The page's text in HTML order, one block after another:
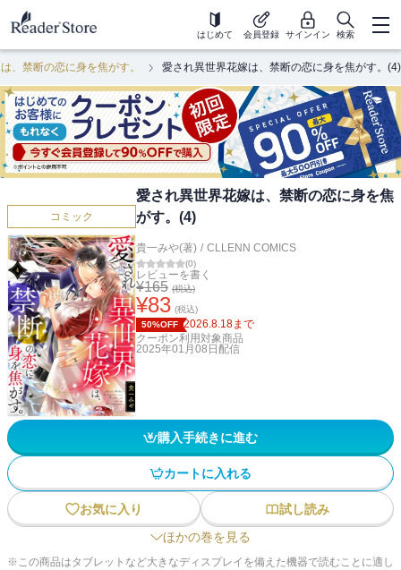
はじめて 会員登録 サインイン 検索
、禁断の恋に身を焦がす。 愛され異世界花嫁は、禁断の恋に身を焦がす。(4)
コミック
愛され異世界花嫁は、禁断の恋に身を焦
がす。(4)
貴一みや(著) / CLLENN COMICS
(0)
レビューを書く
¥165 (税込)
¥83 (税込)
50%OFF 2026.8.18まで
クーポン利用対象商品
2025年01月08日 配信
購入手続きに進む
カートに入れる
お気に入り
試し読み
ほかの巻を見る
※この商品はタブレットなど大きなディスプレイを備えた機器で読むことに適し